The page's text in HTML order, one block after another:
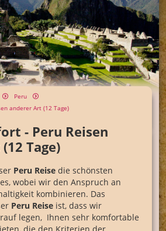
Peru
anderer Art (12 Tage)
- Peru Reisen
Tage)
Peru Reise die schönsten
wobei wir den Anspruch an
kombinieren. Das
Peru Reise ist, dass wir
legen, Ihnen sehr komfortable